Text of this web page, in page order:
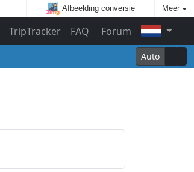
Afbeelding conversie Meer
TripTracker FAQ
Forum
Auto